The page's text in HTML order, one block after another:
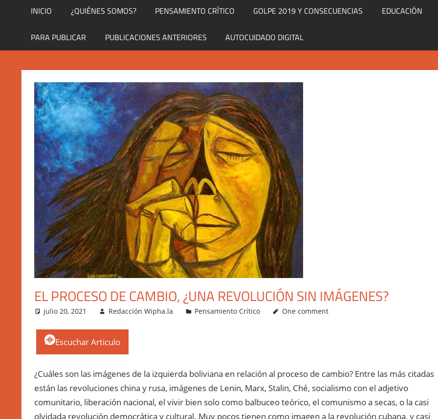
INICIO ¿QUIÉNES SOMOS? PENSAMIENTO CRÍTICO GOLPE 2019 Y CONSECUENCIAS EDUCACIÓN
PARA PUBLICAR PUBLICACIONES ANTERIORES AUTOCUIDADO DIGITAL
EL PROCESO DE CAMBIO, ¿UNA REVOLUCIÓN SIN IMÁGENES?
julio 20, 2021 Redacción Wipha.la Pensamiento Crítico One comment
Escuchar Articulo
¿Cuáles son las imágenes de la izquierda boliviana en relación al proceso de cambio? Entre las más citadas
están las revoluciones china y rusa, imágenes de Lenin, Marx, Stalin, Ché, socialismo con el adjetivo
comunitario, liberación nacional, el vivir bien solo como balbuceo teórico, el comunismo a secas, o la casi
olvidada revolución democrática y cultural. Muy pocos tienen como imagen a la revolución cubana, y casi